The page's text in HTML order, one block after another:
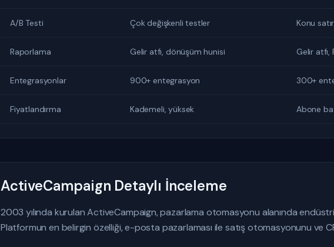
A/B Testi Çok değişkenli testler Konu
Raporlama Gelir atfı, dönüşüm hunisi Gelir atfı,
Entegrasyonlar 900+ entegrasyon 300+
Fiyatlandırma Kademeli, yüksek Abone
ActiveCampaign Detaylı İnceleme
2003 yılında kurulan ActiveCampaign, pazarlama otomasyonu alanında
Platformun en belirgin özelliği, e-posta pazarlaması ile satış otomasyonunu ve